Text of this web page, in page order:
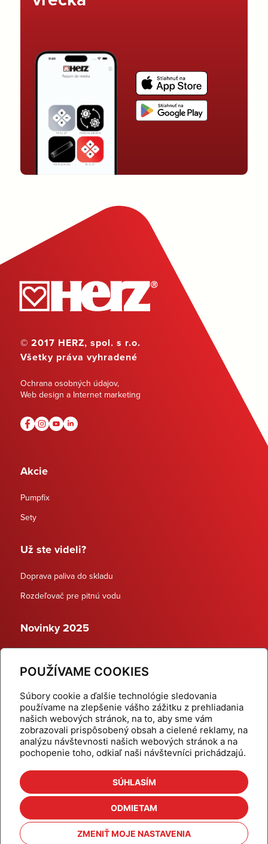
POUŽÍVAME COOKIES
Súbory cookie a ďalšie technológie sledovania
používame na zlepšenie vášho zážitku z prehliadania
našich webových stránok, na to, aby sme vám
zobrazovali prispôsobený obsah a cielené reklamy, na
analýzu návštevnosti našich webových stránok a na
pochopenie toho, odkiaľ naši návštevníci prichádzajú.
SÚHLASÍM
ODMIETAM
ZMENIŤ MOJE NASTAVENIA
© 2017 HERZ, spol. s r.o.
Všetky práva vyhradené
Ochrana osobných údajov,
Web design a Internet marketing
Akcie
Pumpfix
Sety
Už ste videli?
Doprava paliva do skladu
Rozdeľovač pre pitnú vodu
Novinky 2025
Dynamické termostatické ventily
Domov
Produkty
Aktuality
Odber šikovné tipy
Kalkulačky
Cenníky
Na stiahnutie
Referencie
Kontakt